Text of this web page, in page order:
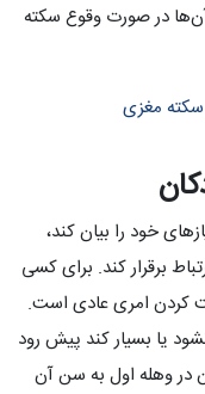
در صورت وقوع سکته
سکته مغزی
خود را بیان کند،
برقرار کند. برای کسی
کردن امری عادی است.
یا بسیار کند پیش رود
در وهله اول به سن آن